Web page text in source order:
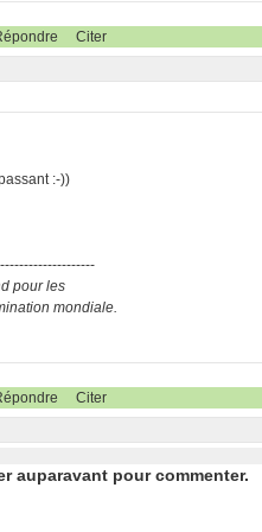
Citer
:-))
pour les
mondiale.
Citer
auparavant pour commenter.